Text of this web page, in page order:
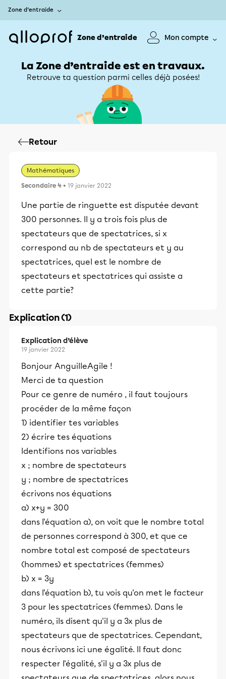
Zone d’entraide
Zone d’entraide Mon compte
La Zone d’entraide est en travaux.
Retrouve ta question parmi celles déjà posées!
Retour
Mathématiques
Secondaire 4 • 19 janvier 2022
Une partie de ringuette est disputée devant
300 personnes. Il y a trois fois plus de
spectateurs que de spectatrices, si x
correspond au nb de spectateurs et y au
spectatrices, quel est le nombre de
spectateurs et spectatrices qui assiste a
cette partie?
Explication (1)
Explication d’élève
19 janvier 2022
Bonjour AnguilleAgile !
Merci de ta question
Pour ce genre de numéro , il faut toujours
procéder de la même façon
1) identifier tes variables
2) écrire tes équations
Identifions nos variables
x ; nombre de spectateurs
y ; nombre de spectatrices
écrivons nos équations
a) x+y = 300
dans l'équation a), on voit que le nombre total
de personnes correspond à 300, et que ce
nombre total est composé de spectateurs
(hommes) et spectatrices (femmes)
b) x = 3y
dans l'équation b), tu vois qu'on met le facteur
3 pour les spectatrices (femmes). Dans le
numéro, ils disent qu'il y a 3x plus de
spectateurs que de spectatrices. Cependant,
nous écrivons ici une égalité. Il faut donc
respecter l'égalité, s'il y a 3x plus de